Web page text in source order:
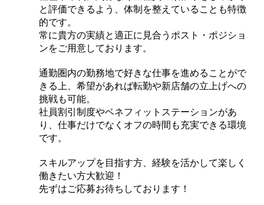
と評価できるよう、体制を整えていることも特徴
的です。
常に貴方の実績と適正に見合うポスト・ポジショ
ンをご用意しております。
通勤圏内の勤務地で好きな仕事を進めることがで
きる上、希望があれば転勤や新店舗の立上げへの
挑戦も可能。
社員割引制度やベネフィットステーションがあ
り、仕事だけでなくオフの時間も充実できる環境
です。
スキルアップを目指す方、経験を活かして楽しく
働きたい方大歓迎！
先ずはご応募お待ちしております！